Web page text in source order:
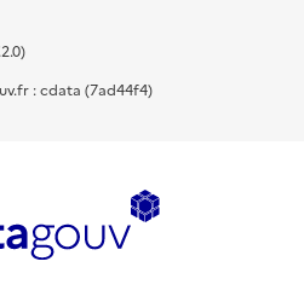
: cdata (7ad44f4)